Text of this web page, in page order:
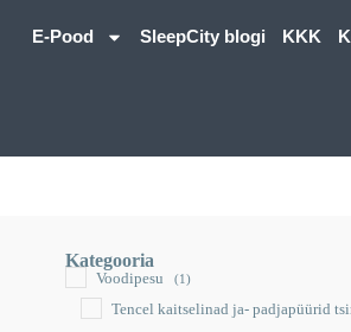
E-Pood SleepCity blogi KKK
Kategooria
Voodipesu (1)
Tencel kaitselinad ja- padjapüürid